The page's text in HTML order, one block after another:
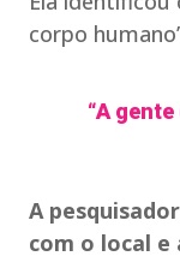
corpo
“A
A
com o local e